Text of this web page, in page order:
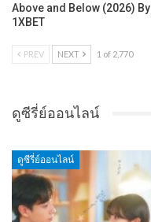
Above and Below (2026) By
1XBET
PREV NEXT 1 of 2,770
ดูซีรี่ย์ออนไลน์
ดูซีรี่ย์ออนไลน์